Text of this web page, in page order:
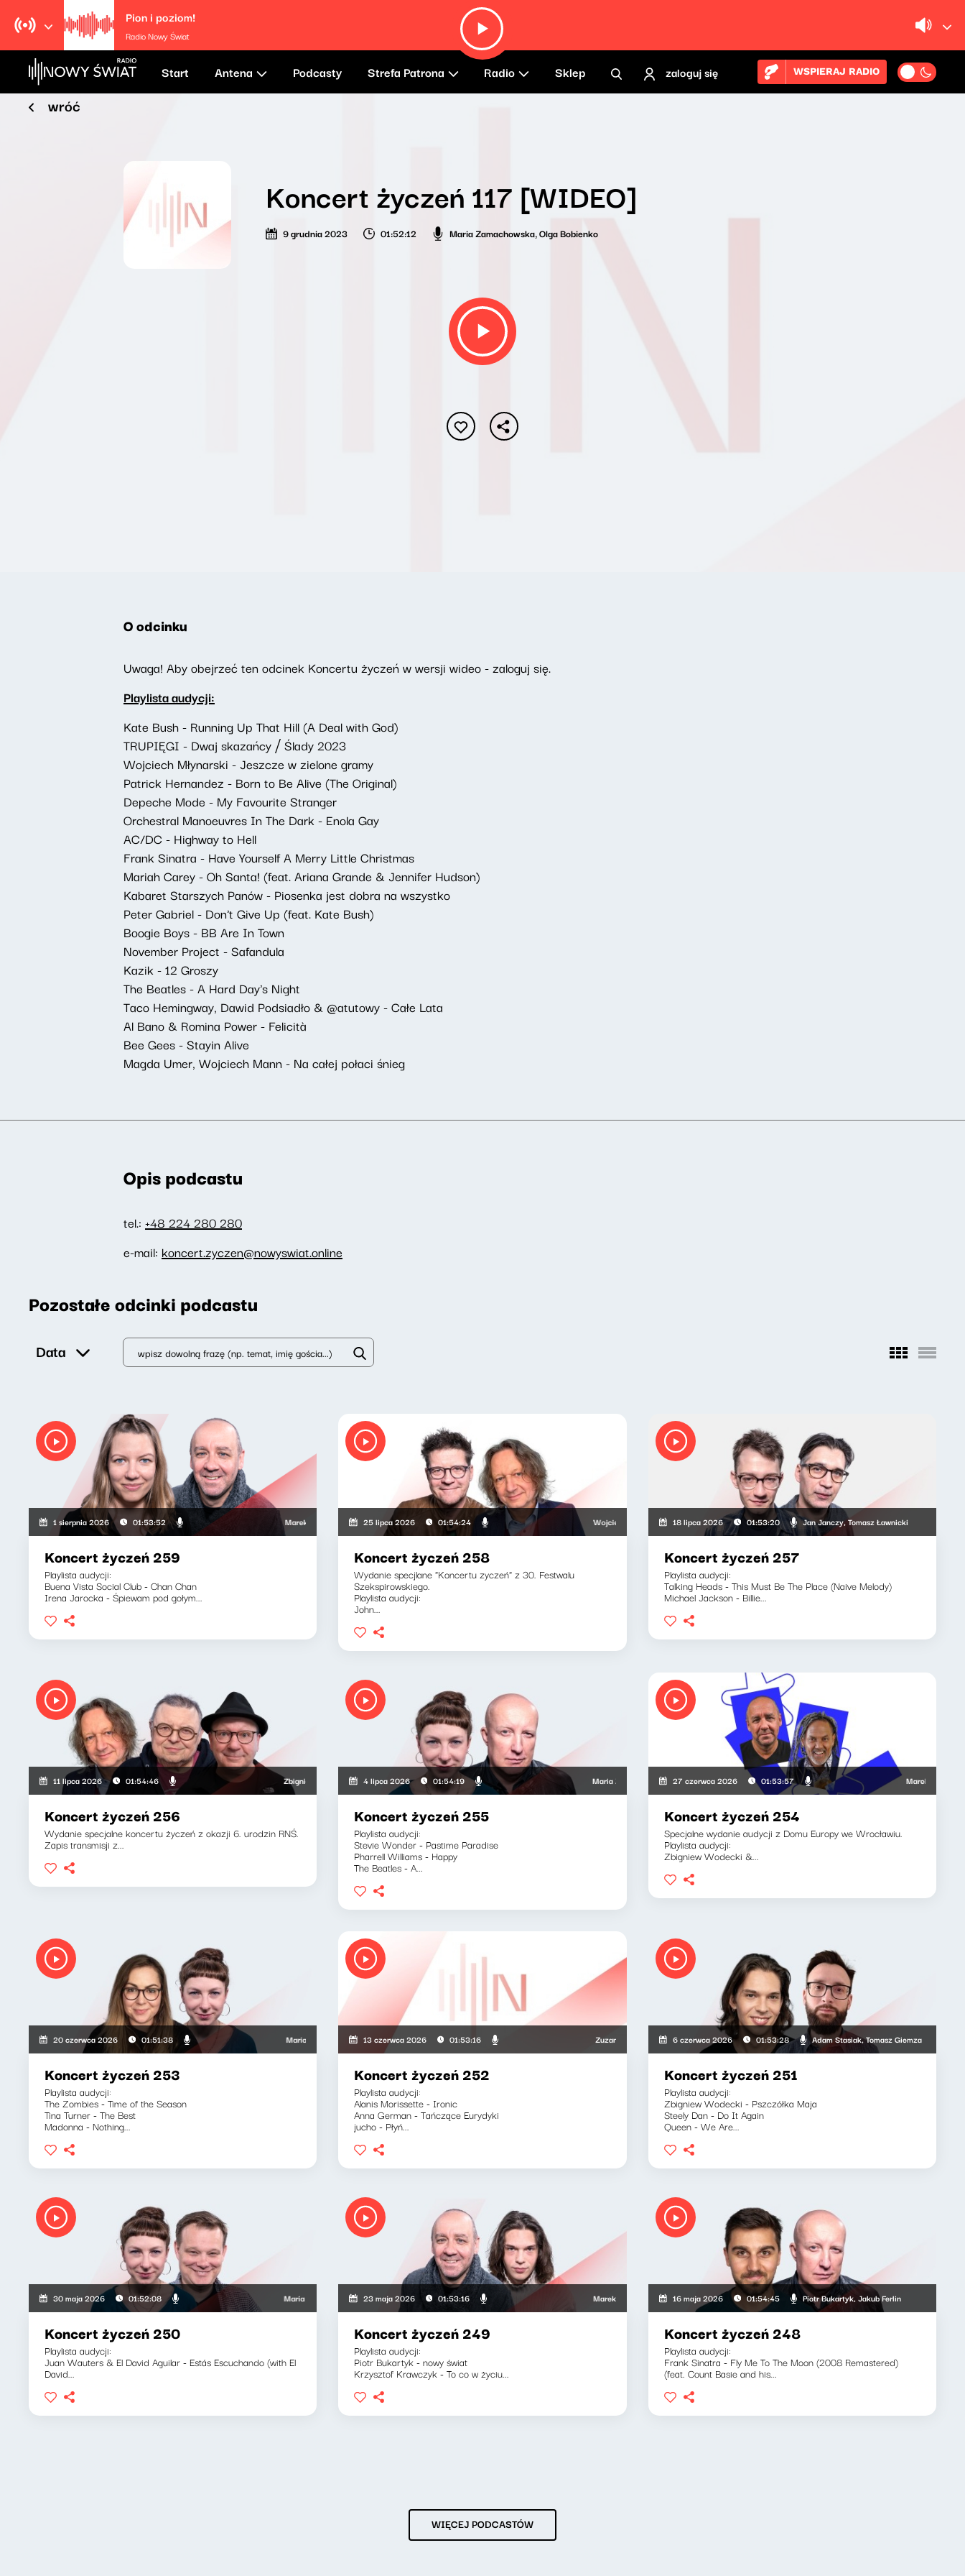
Pion i poziom!
Radio Nowy Świat
Start Antena Podcasty Strefa Patrona Radio Sklep zaloguj się WSPIERAJ RADIO
wróć
Koncert życzeń 117 [WIDEO]
9 grudnia 2023 01:52:12 Maria Zamachowska,Olga Bobienko
O odcinku
Uwaga! Aby obejrzeć ten odcinek Koncertu życzeń w wersji wideo - zaloguj się.
Playlista audycji:
Kate Bush - Running Up That Hill (A Deal with God)
TRUPIĘGI - Dwaj skazańcy ⧸ Ślady 2023
Wojciech Młynarski - Jeszcze w zielone gramy
Patrick Hernandez - Born to Be Alive (The Original)
Depeche Mode - My Favourite Stranger
Orchestral Manoeuvres In The Dark - Enola Gay
AC/DC - Highway to Hell
Frank Sinatra - Have Yourself A Merry Little Christmas
Mariah Carey - Oh Santa! (feat. Ariana Grande & Jennifer Hudson)
Kabaret Starszych Panów - Piosenka jest dobra na wszystko
Peter Gabriel - Don't Give Up (feat. Kate Bush)
Boogie Boys - BB Are In Town
November Project - Safandula
Kazik - 12 Groszy
The Beatles - A Hard Day's Night
Taco Hemingway, Dawid Podsiadło & @atutowy - Całe Lata
Al Bano & Romina Power - Felicità
Bee Gees - Stayin Alive
Magda Umer, Wojciech Mann - Na całej połaci śnieg
Opis podcastu
tel.: +48 224 280 280
e-mail: koncert.zyczen@nowyswiat.online
Pozostałe odcinki podcastu
Data
1 sierpnia 2026 01:53:52 Marek Napiórkowski, Adriana Bąkowska
Koncert życzeń 259
Playlista audycji:
Buena Vista Social Club - Chan Chan
Irena Jarocka - Śpiewam pod gołym...
25 lipca 2026 01:54:24 Wojciech Malajkat, Ryszard Koziołek
Koncert życzeń 258
Wydanie specjlane "Koncertu zyczeń" z 30. Festwalu
Szekspirowskiego.
Playlista audycji:
John...
18 lipca 2026 01:53:20 Jan Janczy, Tomasz Ławnicki
Koncert życzeń 257
Playlista audycji:
Talking Heads - This Must Be The Place (Naive Melody)
Michael Jackson - Billie...
11 lipca 2026 01:54:46 Zbigniew Zamachowski, Wojciech Mann, Ryszard Koziołek
Koncert życzeń 256
Wydanie specjalne koncertu życzeń z okazji 6. urodzin RNŚ.
Zapis transmisji z...
4 lipca 2026 01:54:19 Maria Zamachowska, Piotr Bukartyk
Koncert życzeń 255
Playlista audycji:
Stevie Wonder - Pastime Paradise
Pharrell Williams - Happy
The Beatles - A...
27 czerwca 2026 01:53:57 Marek Napiórkowski,
Koncert życzeń 254
Specjalne wydanie audycji z Domu Europy we Wrocławiu.
Playlista audycji:
Zbigniew Wodecki &...
20 czerwca 2026 01:51:38 Maria Zamachowska, Olga Bobienko
Koncert życzeń 253
Playlista audycji:
The Zombies - Time of the Season
Tina Turner - The Best
Madonna - Nothing...
13 czerwca 2026 01:53:16 Zuzanna Iłenda, Maria Lengren
Koncert życzeń 252
Playlista audycji:
Alanis Morissette - Ironic
Anna German - Tańczące Eurydyki
jucho - Płyń...
6 czerwca 2026 01:53:28 Adam Stasiak, Tomasz Giemza
Koncert życzeń 251
Playlista audycji:
Zbigniew Wodecki - Pszczółka Maja
Steely Dan - Do It Again
Queen - We Are...
30 maja 2026 01:52:08 Maria Zamachowska, Jakub Jędras
Koncert życzeń 250
Playlista audycji:
Juan Wauters & El David Aguilar - Estás Escuchando (with El
David...
23 maja 2026 01:53:16 Marek Napiórkowski, Adam Stasiak
Koncert życzeń 249
Playlista audycji:
Piotr Bukartyk - nowy świat
Krzysztof Krawczyk - To co w życiu...
16 maja 2026 01:54:45 Piotr Bukartyk, Jakub Ferlin
Koncert życzeń 248
Playlista audycji:
Frank Sinatra - Fly Me To The Moon (2008 Remastered)
(feat. Count Basie and his...
WIĘCEJ PODCASTÓW